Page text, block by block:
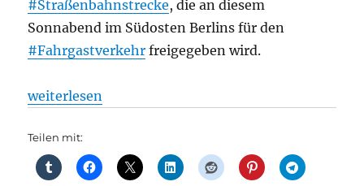
#Straßenbahnstrecke, die an diesem
Sonnabend im Südosten Berlins für den
#Fahrgastverkehr freigegeben wird.
„Straßenbahn: Das Berliner Straßenbahnnetz
weiterlesen
Teilen mit: